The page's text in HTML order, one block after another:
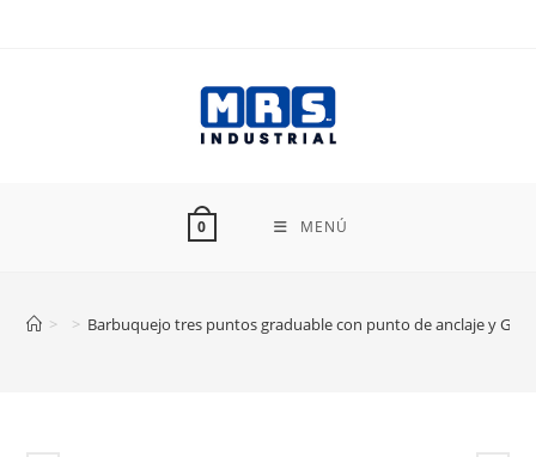
0 MENÚ
> > Barbuquejo tres puntos graduable con punto de anclaje y